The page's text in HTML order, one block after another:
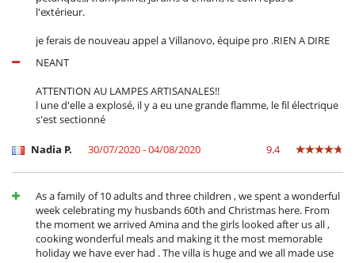
l'extérieur.
je ferais de nouveau appel a Villanovo, équipe pro .RIEN A DIRE
NEANT
ATTENTION AU LAMPES ARTISANALES!!
l une d'elle a explosé, il y a eu une grande flamme, le fil électrique
s'est sectionné
Nadia P. 30/07/2020 - 04/08/2020 9.4
As a family of 10 adults and three children , we spent a wonderful
week celebrating my husbands 60th and Christmas here. From
the moment we arrived Amina and the girls looked after us all ,
cooking wonderful meals and making it the most memorable
holiday we have ever had . The villa is huge and we all made use